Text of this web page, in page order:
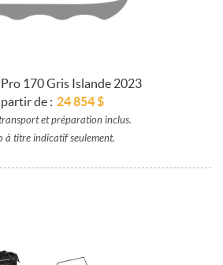
170 Gris Islande 2023
de : 24 854$
et préparation inclus.
à titre indicatif seulement.